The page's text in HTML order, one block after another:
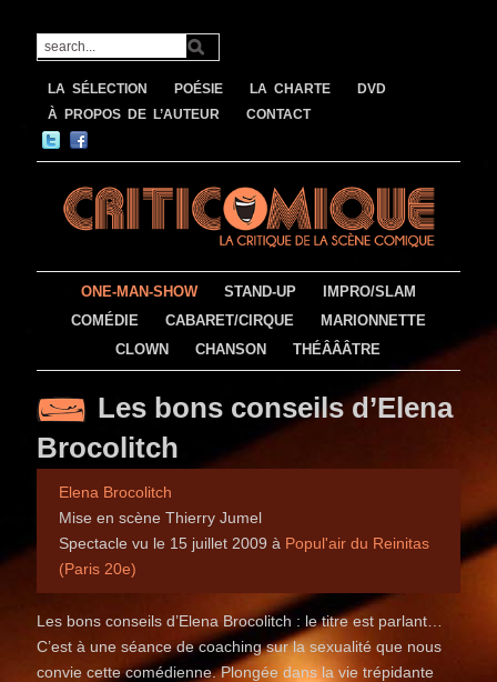
LA SÉLECTION POÉSIE LA CHARTE
DVD
À PROPOS DE L’AUTEUR
CONTACT
ONE-MAN-SHOW STAND-UP
IMPRO/SLAM
COMÉDIE
CABARET/CIRQUE
MARIONNETTE
CLOWN
CHANSON THÉÂÂÂTRE
Les bons conseils d’Elena
Brocolitch
Elena Brocolitch
Mise en scène Thierry Jumel
Spectacle vu le 15 juillet 2009 à Popul'air du Reinitas
(Paris 20e)
Les bons conseils d’Elena Brocolitch : le titre est parlant…
C’est à une séance de coaching sur la sexualité que nous
convie cette comédienne. Plongée dans la vie trépidante